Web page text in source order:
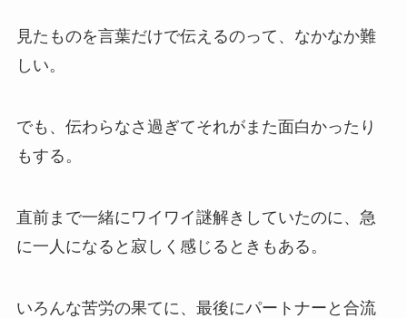
見たものを言葉だけで伝えるのって、なかなか難
しい。
でも、伝わらなさ過ぎてそれがまた面白かったり
もする。
直前まで一緒にワイワイ謎解きしていたのに、急
に一人になると寂しく感じるときもある。
いろんな苦労の果てに、最後にパートナーと合流